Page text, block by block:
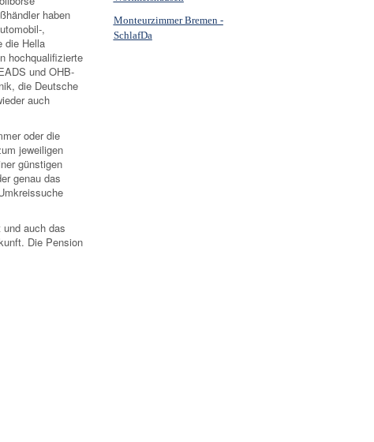
haben
,
die Hella
hochqualifizierte
und OHB-
die Deutsche
auch
oder die
jeweiligen
günstigen
genau das
auch das
Die Pension
Monteurzimmer Bremen -
SchlafDa